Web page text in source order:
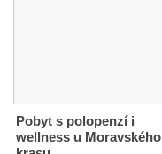
Pobyt s polopenzí i
wellness u Moravského